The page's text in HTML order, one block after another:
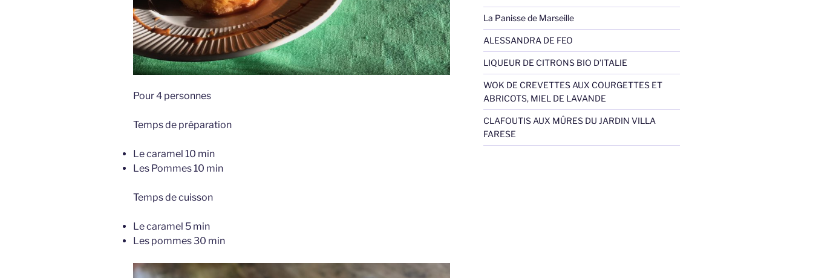
Pour 4 personnes
Temps de préparation
Le caramel 10 min
Les Pommes 10 min
Temps de cuisson
Le caramel 5 min
Les pommes 30 min
La Panisse de Marseille
ALESSANDRA DE FEO
LIQUEUR DE CITRONS BIO D’ITALIE
WOK DE CREVETTES AUX COURGETTES ET
ABRICOTS, MIEL DE LAVANDE
CLAFOUTIS AUX MÛRES DU JARDIN VILLA
FARESE